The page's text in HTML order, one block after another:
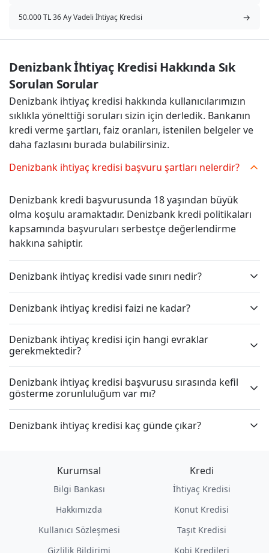
50.000 TL 36 Ay Vadeli İhtiyaç Kredisi →
Denizbank İhtiyaç Kredisi Hakkında Sık
Sorulan Sorular
Denizbank ihtiyaç kredisi hakkında kullanıcılarımızın
sıklıkla yönelttiği soruları sizin için derledik. Bankanın
kredi verme şartları, faiz oranları, istenilen belgeler ve
daha fazlasını burada bulabilirsiniz.
Denizbank ihtiyaç kredisi başvuru şartları nelerdir?
Denizbank kredi başvurusunda 18 yaşından büyük
olma koşulu aramaktadır. Denizbank kredi politikaları
kapsamında başvuruları serbestçe değerlendirme
hakkına sahiptir.
Denizbank ihtiyaç kredisi vade sınırı nedir?
Denizbank ihtiyaç kredisi faizi ne kadar?
Denizbank ihtiyaç kredisi için hangi evraklar
gerekmektedir?
Denizbank ihtiyaç kredisi başvurusu sırasında kefil
gösterme zorunluluğum var mı?
Denizbank ihtiyaç kredisi kaç günde çıkar?
Kurumsal
Bilgi Bankası
Hakkımızda
Kullanıcı Sözleşmesi
Gizlilik Bildirimi
Kredi
İhtiyaç Kredisi
Konut Kredisi
Taşıt Kredisi
Kobi Kredileri